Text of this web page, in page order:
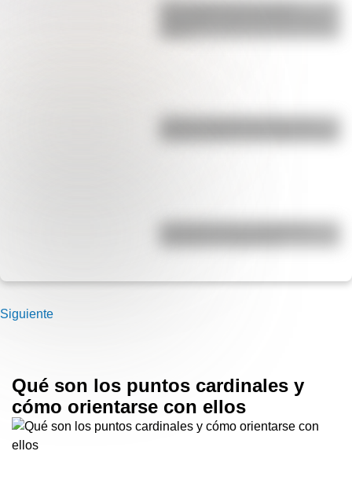
Una infografía descargable
¿Cómo era Buenos Aires en la
Década Infame?: las mejores fotos
La historia de los inmigrantes
Siguiente
Qué son los puntos cardinales y
cómo orientarse con ellos